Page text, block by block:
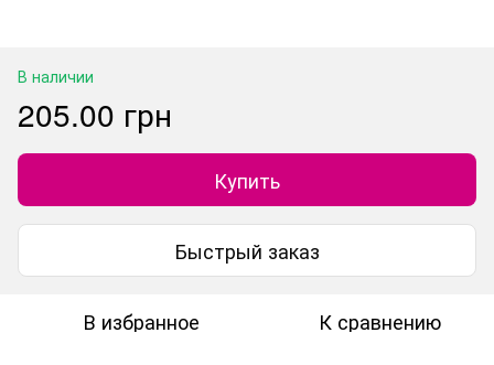
В наличии
205.00 грн
Купить
Быстрый заказ
В избранное К сравнению